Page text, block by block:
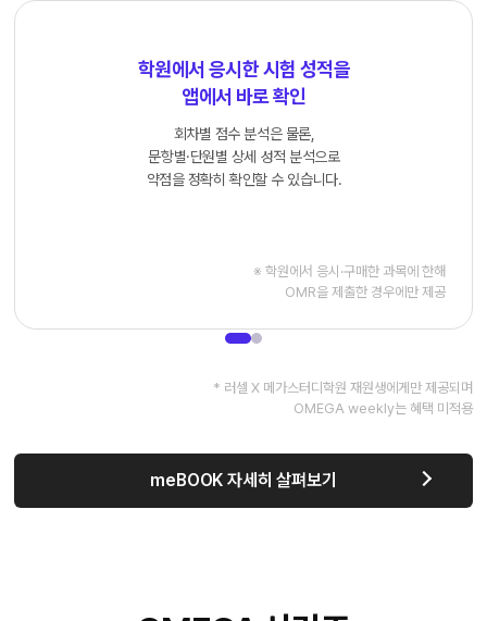
학원에서 응시한 시험 성적을
앱에서 바로 확인
회차별 점수 분석은 물론,
문항별·단원별 상세 성적 분석으로
약점을 정확히 확인할 수 있습니다.
※ 학원에서 응시·구매한 과목에 한해
OMR을 제출한 경우에만 제공
* 러셀 X 메가스터디학원 재원생에게만 제공되며
OMEGA weekly는 혜택 미적용
meBOOK 자세히 살펴보기